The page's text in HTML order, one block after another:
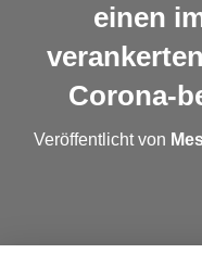
einen
Corona-
Veröffentlicht von